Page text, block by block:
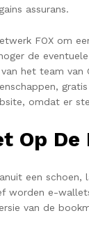
assurans.
FOX
de
het team van
omdat er
Op
een
e-
van de